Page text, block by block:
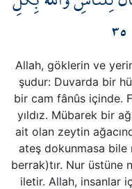
Kökler
٣٥
Allah, göklerin ve
şudur: Duvarda bir
bir cam fânûs içinde.
yıldız. Mübarek bir
ait olan zeytin
ateş dokunmasa bile
berrak)tır. Nur üstüne
iletir. Allah, insanlar